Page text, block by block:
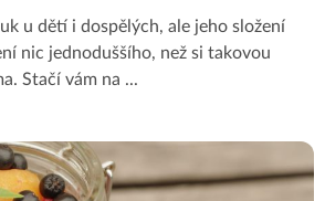
u dětí i dospělých, ale jeho složení
nic jednoduššího, než si takovou
Stačí vám na ...